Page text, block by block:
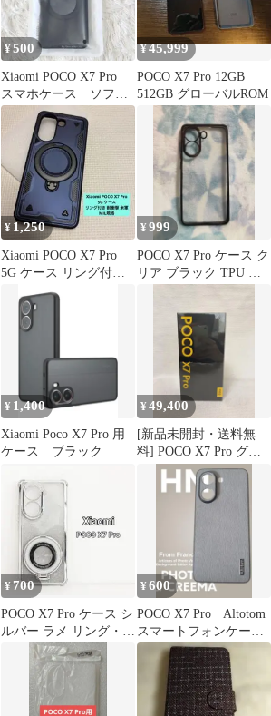
¥500
Xiaomi POCO X7 Pro
スマホケース ソフト
カバー リング付き
¥45,999
POCO X7 Pro 12GB
512GB グローバルROM
¥ 1,250
Xiaomi POCO X7 Pro
5G ケース リング付き
¥999
POCO X7 Pro ケース ク
リア ブラック TPU 新
¥ 1,400
Xiaomi Poco X7 Pro 用
ケース ブラック
¥49,400
[新品未開封・送料無
料] POCO X7 Pro グリ
ーン
¥ 700
POCO X7 Pro ケース シ
ルバー ラメ リング・ス
タンド Xiaomi
¥600
POCO X7 Pro Altotom
スマートフォンケース
グレー